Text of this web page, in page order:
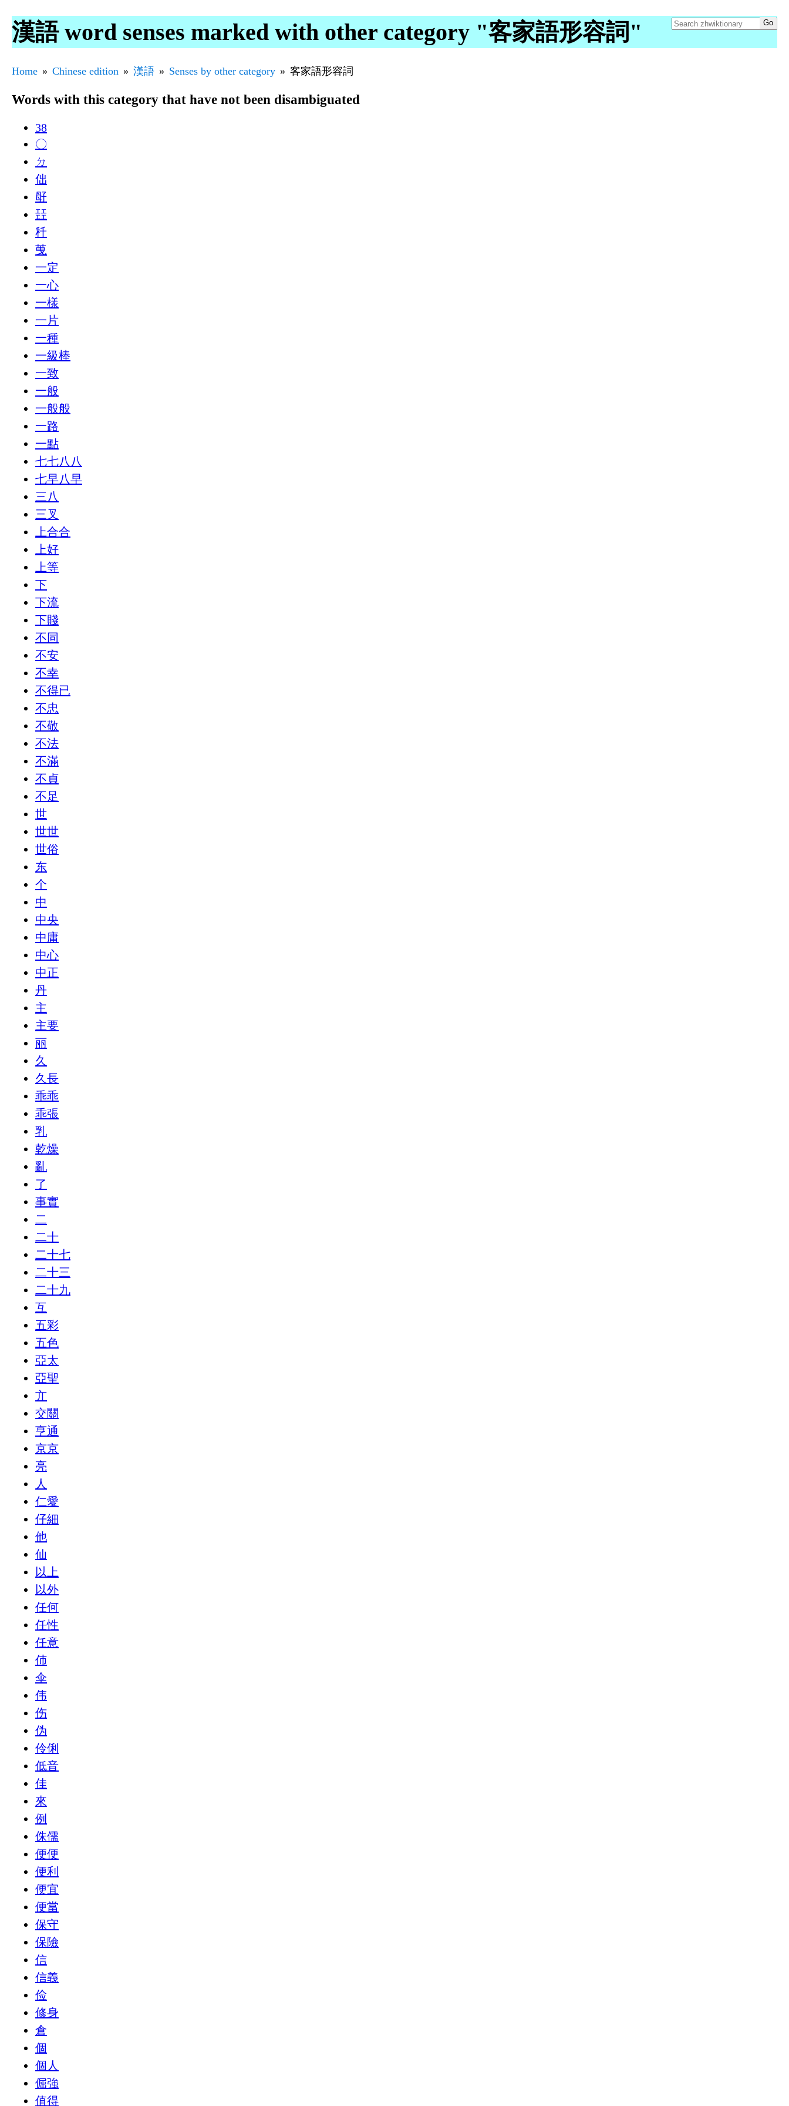
漢語 word senses marked with other category "客家語形容詞"
Home Chinese edition 漢語 Senses by other category 客家語形容詞
Words with this category that have not been disambiguated
38
〇
ㄉ
㑁
㝀
㠭
䄭
䒶
一定
一心
一樣
一片
一種
一級棒
一致
一般
一般般
一路
一點
七七八八
七早八早
三八
三叉
上合合
上好
上等
下
下流
下賤
不同
不安
不幸
不得已
不忠
不敬
不法
不滿
不貞
不足
世
世世
世俗
东
个
中
中央
中庸
中心
中正
丹
主
主要
丽
久
久長
乖乖
乖張
乳
乾燥
亂
了
事實
二
二十
二十七
二十三
二十九
互
五彩
五色
亞太
亞聖
亣
交關
亨通
京京
亮
人
仁愛
仔細
他
仙
以上
以外
任何
任性
任意
伂
伞
伟
伤
伪
伶俐
低音
佳
來
例
侏儒
便便
便利
便宜
便當
保守
保險
信
信義
俭
修身
倉
個
個人
倔強
值得